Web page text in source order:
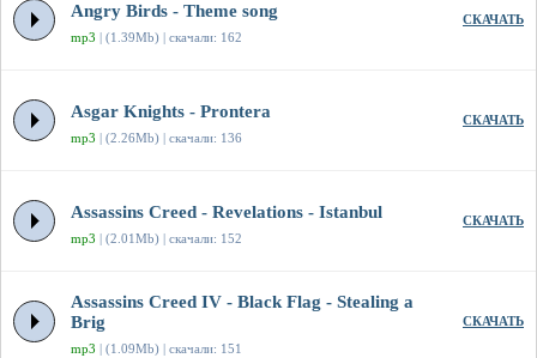
Angry Birds - Theme song
mp3 | (1.39Mb) | скачали: 162
СКАЧАТЬ
Asgar Knights - Prontera
mp3 | (2.26Mb) | скачали: 136
СКАЧАТЬ
Assassins Creed - Revelations - Istanbul
mp3 | (2.01Mb) | скачали: 152
СКАЧАТЬ
Assassins Creed IV - Black Flag - Stealing a
Brig
mp3 | (1.09Mb) | скачали: 151
СКАЧАТЬ